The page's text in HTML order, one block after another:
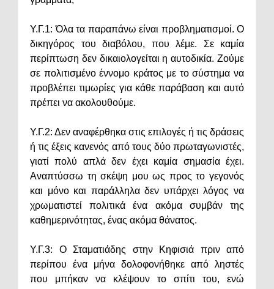
Υ.Γ.1: Όλα τα παραπάνω είναι προβληματισμοί. Ο
δικηγόρος του διαβόλου, που λέμε. Σε καμία
περίπτωση δεν δικαιολογείται η αυτοδικία. Ζούμε
σε πολιτισμένο έννομο κράτος με το σύστημα να
προβλέπει τιμωρίες για κάθε παράβαση και αυτό
πρέπει να ακολουθούμε.
Υ.Γ.2: Δεν αναφέρθηκα στις επιλογές ή τις δράσεις
ή τις έξεις κανενός από τους δύο πρωταγωνιστές,
γιατί πολύ απλά δεν έχει καμία σημασία έχει.
Αναπτύσσω τη σκέψη μου ως προς το γεγονός
και μόνο και παράλληλα δεν υπάρχει λόγος να
χρωματιστεί πολιτικά ένα ακόμα συμβάν της
καθημερινότητας, ένας ακόμα θάνατος.
Υ.Γ.3: Ο Σταματιάδης στην Κηφισιά πριν από
περίπου ένα μήνα δολοφονήθηκε από ληστές
που μπήκαν να κλέψουν το σπίτι του, ενώ